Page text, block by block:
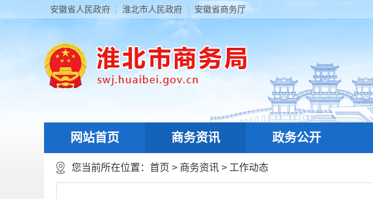
安徽省人民政府 淮北市人民政府 安徽省商务厅
网站首页 商务资讯 政务公开
您当前所在位置： 首页 > 商务资讯 > 工作动态